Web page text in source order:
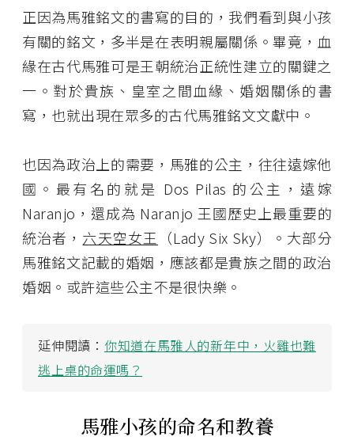
正因為馬雅銘文的書寫的目的，我們看到與小孩
有關的銘文，多半是在表明親屬關係。畢竟，血
緣在古代馬雅可是王朝統治正統性建立的關鍵之
一。對於貴族、皇室之間血緣、婚姻關係的書
寫，也就出現在眾多的古代馬雅銘文文獻中。
也因為政治上的需要，馬雅的公主，往往遠嫁他
國。最有名的就是 Dos Pilas 的公主，遠嫁
Naranjo，還成為 Naranjo 王國歷史上最重要的
統治者， 六天空女王 （Lady Six Sky）。大部分
馬雅銘文記載的婚姻，應該都是貴族之間的政治
婚姻。或許這些公主不是很快樂。
延伸閱讀： 你知道在馬雅人的新年中，火雞也難
逃上桌的命運嗎？
馬雅小孩的命名和教養